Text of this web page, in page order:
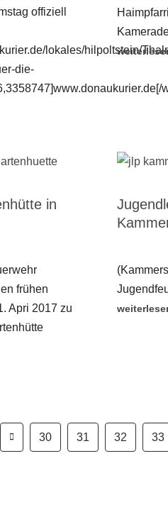
offiziell
lokales/hilpoltstein/
die-
in
frühen
Apri 2017 zu
30 31 32 33